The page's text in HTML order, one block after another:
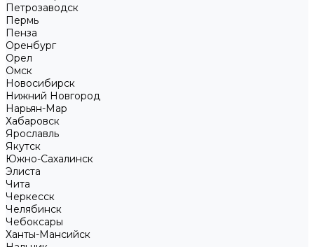
Петрозаводск
Пермь
Пенза
Оренбург
Орел
Омск
Новосибирск
Нижний Новгород
Нарьян-Мар
Хабаровск
Ярославль
Якутск
Южно-Сахалинск
Элиста
Чита
Черкесск
Челябинск
Чебоксары
Ханты-Мансийск